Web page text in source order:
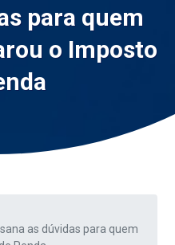
para quem
o Imposto
as dúvidas para quem